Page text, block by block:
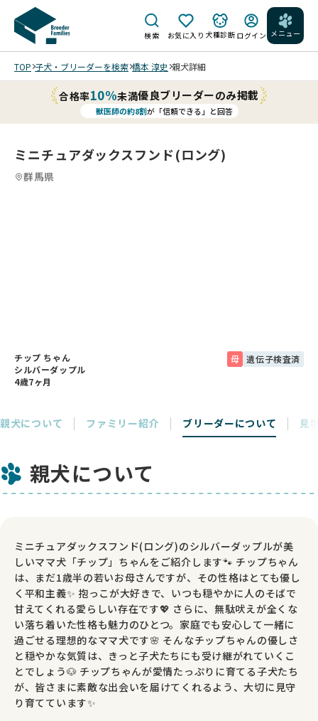
検索 お気に入り 犬種診断 ログイン メニュー
TOP 子犬・ブリーダーを検索 橋本 淳史 親犬詳細
合格率10%未満優良ブリーダーのみ掲載
獣医師の約8割が「信頼できる」と回答
ミニチュアダックスフンド(ロング)
群馬県
チップ ちゃん
シルバーダップル
4歳7ヶ月
母 遺伝子検査済
親犬について ファミリー紹介 ブリーダーについて 見
親犬について
ミニチュアダックスフンド(ロング)のシルバーダップルが美
しいママ犬「チップ」ちゃんをご紹介します🐾 チップちゃん
は、まだ1歳半の若いお母さんですが、その性格はとても優し
く平和主義✨ 抱っこが大好きで、いつも穏やかに人のそばで
甘えてくれる愛らしい存在です💖 さらに、無駄吠えが全くな
い落ち着いた性格も魅力のひとつ。家庭でも安心して一緒に
過ごせる理想的なママ犬です🌸 そんなチップちゃんの優しさ
と穏やかな気質は、きっと子犬たちにも受け継がれていくこ
とでしょう🐶 チップちゃんが愛情たっぷりに育てる子犬たち
が、皆さまに素敵な出会いを届けてくれるよう、大切に見守
り育てています✨